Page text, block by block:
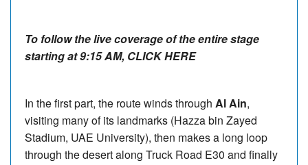
To follow the live coverage of the entire stage
starting at 9:15 AM, CLICK HERE
In the first part, the route winds through Al Ain,
visiting many of its landmarks (Hazza bin Zayed
Stadium, UAE University), then makes a long loop
through the desert along Truck Road E30 and finally